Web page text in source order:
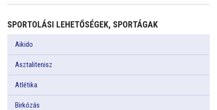
SPORTOLÁSI LEHETŐSÉGEK, SPORTÁGAK
Aikido
Asztalitenisz
Atlétika
Birkózás